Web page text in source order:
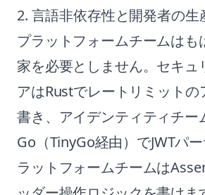
2. 言語非依存性と開発者の生
プラットフォームチームはも
家を必要としません。セキュ
アはRustでレートリミットの
書き、アイデンティティチー
Go（TinyGo経由）でJWTパ
ラットフォームチームは